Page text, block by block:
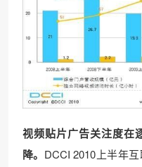
视频贴片广告关注度在
降。 DCCI 2010上半年